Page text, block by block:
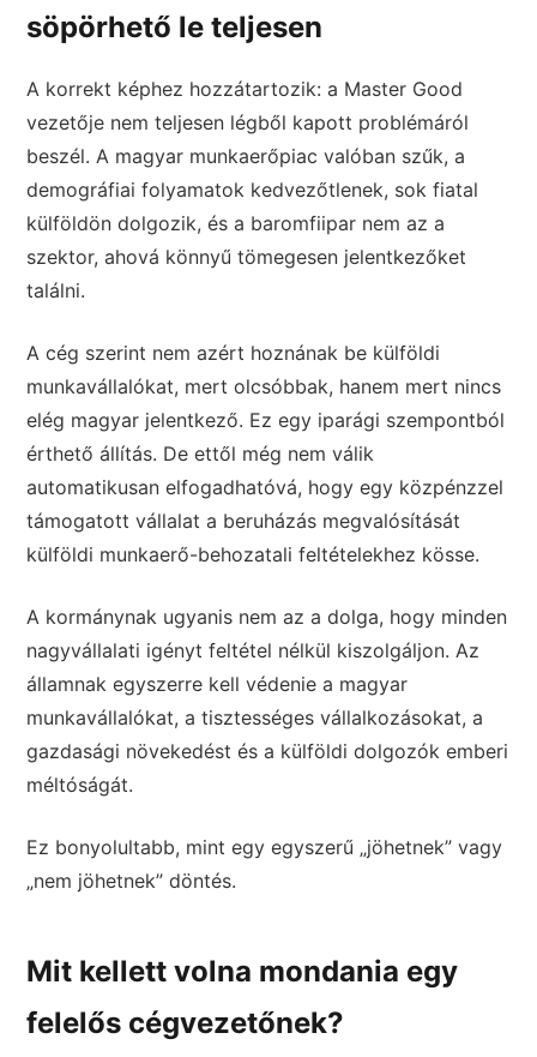
söpörhető le teljesen
A korrekt képhez hozzátartozik: a Master Good
vezetője nem teljesen légből kapott problémáról
beszél. A magyar munkaerőpiac valóban szűk, a
demográfiai folyamatok kedvezőtlenek, sok fiatal
külföldön dolgozik, és a baromfiipar nem az a
szektor, ahová könnyű tömegesen jelentkezőket
találni.
A cég szerint nem azért hoznának be külföldi
munkavállalókat, mert olcsóbbak, hanem mert nincs
elég magyar jelentkező. Ez egy iparági szempontból
érthető állítás. De ettől még nem válik
automatikusan elfogadhatóvá, hogy egy közpénzzel
támogatott vállalat a beruházás megvalósítását
külföldi munkaerő-behozatali feltételekhez kösse.
A kormánynak ugyanis nem az a dolga, hogy minden
nagyvállalati igényt feltétel nélkül kiszolgáljon. Az
államnak egyszerre kell védenie a magyar
munkavállalókat, a tisztességes vállalkozásokat, a
gazdasági növekedést és a külföldi dolgozók emberi
méltóságát.
Ez bonyolultabb, mint egy egyszerű „jöhetnek” vagy
„nem jöhetnek” döntés.
Mit kellett volna mondania egy
felelős cégvezetőnek?